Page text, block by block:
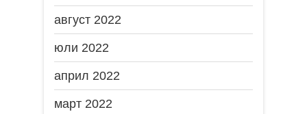
август 2022
юли 2022
април 2022
март 2022